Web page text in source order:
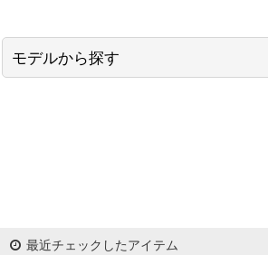
並び順
モデルから探す
最近チェックしたアイテム